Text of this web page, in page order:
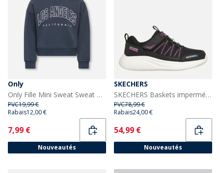
Only
Only Fille Mini Sweat Sweat Ombre Blue
PVC19,99 €
Rabais12,00 €
Current
7,99 €
Nouveautés
SKECHERS
SKECHERS Baskets imperméables Bounder Pro Fille Noir
PVC78,99 €
Rabais24,00 €
Current
54,99 €
Nouveautés